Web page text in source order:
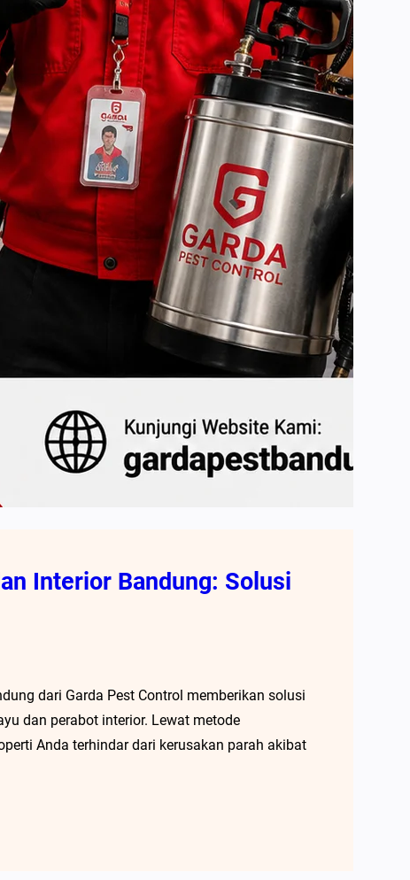
Interior Bandung: Solusi
dari Garda Pest Control memberikan solusi
dan perabot interior. Lewat metode
Anda terhindar dari kerusakan parah akibat